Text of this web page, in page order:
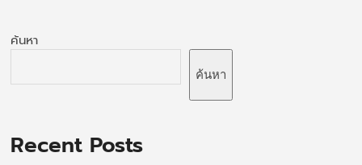
ค้นหา
ค้นหา
Recent Posts